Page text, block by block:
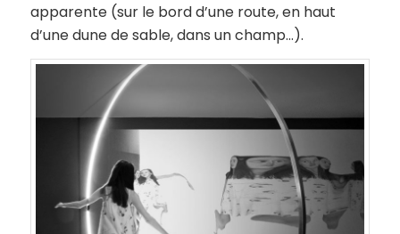
apparente (sur le bord d’une route, en haut
d’une dune de sable, dans un champ…).